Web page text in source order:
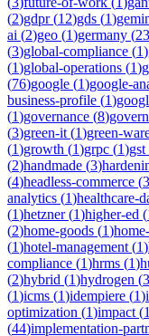
(2)gdpr(12)gds (1)
ai (2)geo (1)germany (23
(3)global-compliance (1)
(1)global-operations (1)
(76)google (1)google-
business-profile (1)
(1)governance (8)
(3)green-it (1)green-
(1)growth (1)grpc (1)gst
(2)handmade (3)
(4)headless-commerce (3
analytics (1)healthcare-
(1)hetzner(1)higher-ed (
(2)home-goods (1)
(1)hotel-management (1)
compliance (1)hrms (1)
(2)hybrid (1)hydrogen (3
(1)icms (1)idempiere (1)
optimization (1)impact (1
(44)implementation-